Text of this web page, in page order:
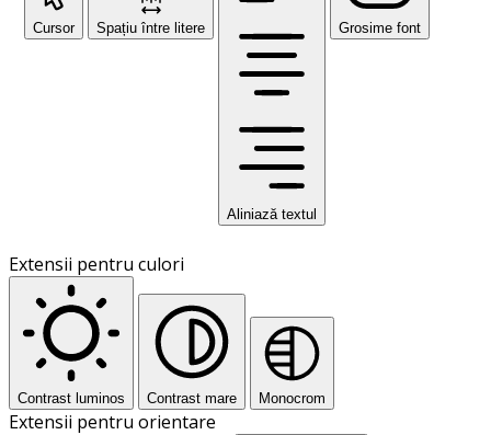
Cursor Spațiu între litere
Aliniază textul
Grosime font
Extensii pentru culori
Contrast luminos Contrast mare Monocrom
Extensii pentru orientare